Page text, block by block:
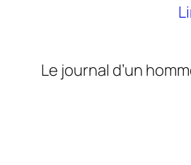
Le journal d’un